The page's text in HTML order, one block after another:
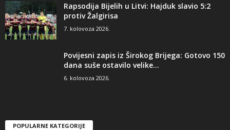
Rapsodija Bijelih u Litvi: Hajduk slavio 5:2
protiv Žalgirisa
7. kolovoza 2026.
Povijesni zapis iz Širokog Brijega: Gotovo 150
dana suše ostavilo velike...
6. kolovoza 2026.
POPULARNE KATEGORIJE